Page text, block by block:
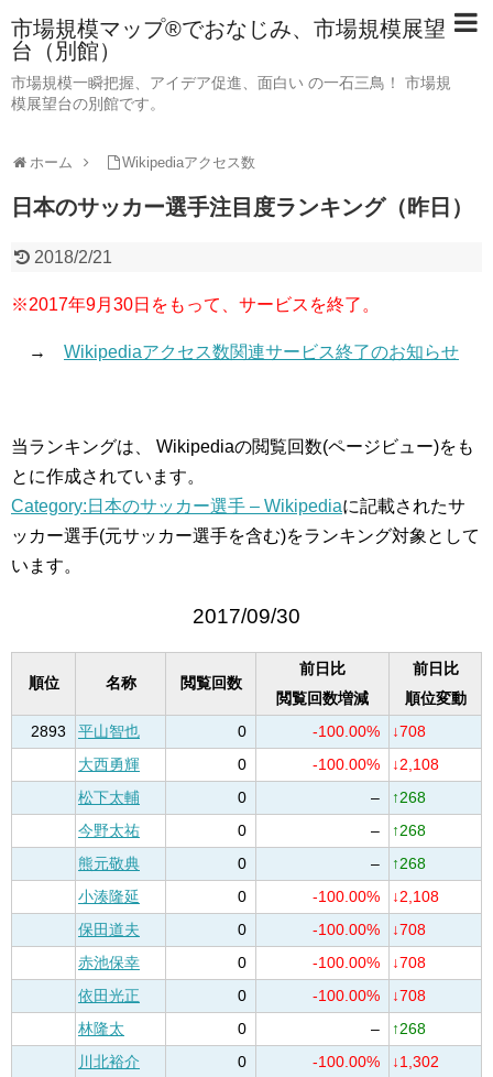
市場規模マップ®でおなじみ、市場規模展望
台（別館）
市場規模一瞬把握、アイデア促進、面白い の一石三鳥！ 市場規
模展望台の別館です。
ホーム Wikipediaアクセス数
日本のサッカー選手注目度ランキング（昨日）
2018/2/21
※2017年9月30日をもって、サービスを終了。
→ Wikipediaアクセス数関連サービス終了のお知らせ
当ランキングは、 Wikipediaの閲覧回数(ページビュー)をも
とに作成されています。
Category:日本のサッカー選手 – Wikipediaに記載されたサ
ッカー選手(元サッカー選手を含む)をランキング対象として
います。
2017/09/30
順位 名称 閲覧回数
前日比
閲覧回数増減
前日比
順位変動
2893
平山智也 0 -100.00%
↓708
大西勇輝
0 -100.00%
↓2,108
松下太輔
0 –
↑268
今野太祐
0 –
↑268
熊元敬典
0 –
↑268
小湊隆延
0 -100.00%
↓2,108
保田道夫
0 -100.00%
↓708
赤池保幸
0 -100.00%
↓708
依田光正
0 -100.00%
↓708
林隆太
0 –
↑268
川北裕介
0 -100.00%
↓1,302